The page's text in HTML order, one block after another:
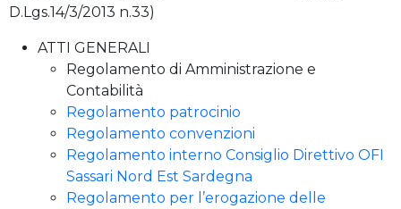
D.Lgs.14/3/2013 n.33)
ATTI GENERALI
Regolamento di Amministrazione e
Contabilità
Regolamento patrocinio
Regolamento convenzioni
Regolamento interno Consiglio Direttivo OFI
Sassari Nord Est Sardegna
Regolamento per l’erogazione delle